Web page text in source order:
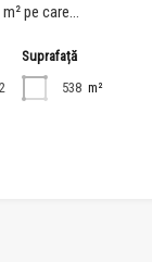
pe care…
Suprafață
538 m²